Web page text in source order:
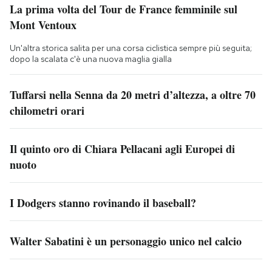
La prima volta del Tour de France femminile sul
Mont Ventoux
Un'altra storica salita per una corsa ciclistica sempre più seguita;
dopo la scalata c'è una nuova maglia gialla
Tuffarsi nella Senna da 20 metri d’altezza, a oltre 70
chilometri orari
Il quinto oro di Chiara Pellacani agli Europei di
nuoto
I Dodgers stanno rovinando il baseball?
Walter Sabatini è un personaggio unico nel calcio